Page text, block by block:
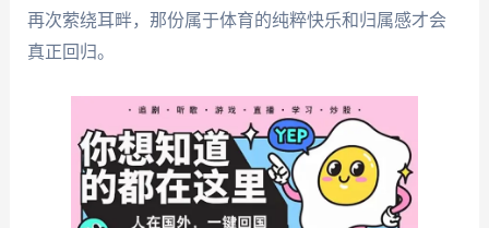
再次萦绕耳畔，那份属于体育的纯粹快乐和归属感才会
真正回归。